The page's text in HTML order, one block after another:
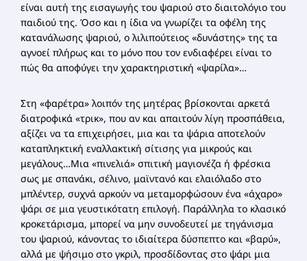
είναι αυτή της εισαγωγής του ψαριού στο διαιτολόγιο του
παιδιού της. Όσο και η ίδια να γνωρίζει τα οφέλη της
κατανάλωσης ψαριού, ο λιλιπούτειος «δυνάστης» της τα
αγνοεί πλήρως και το μόνο που τον ενδιαφέρει είναι το
πώς θα αποφύγει την χαρακτηριστική «ψαρίλα»…
Στη «φαρέτρα» λοιπόν της μητέρας βρίσκονται αρκετά
διατροφικά «τρικ», που αν και απαιτούν λίγη προσπάθεια,
αξίζει να τα επιχειρήσει, μια και τα ψάρια αποτελούν
καταπληκτική εναλλακτική σίτισης για μικρούς και
μεγάλους…Μια «πινελιά» σπιτική μαγιονέζα ή φρέσκια
σως με σπανάκι, σέλινο, μαϊντανό και ελαιόλαδο στο
μπλέντερ, συχνά αρκούν να μεταμορφώσουν ένα «άχαρο»
ψάρι σε μια γευστικότατη επιλογή. Παράλληλα το κλασικό
κροκετάρισμα, μπορεί να μην συνοδευτεί με τηγάνισμα
του ψαριού, κάνοντας το ιδιαίτερα δύσπεπτο και «βαρύ»,
αλλά με ψήσιμο στο γκριλ, προσδίδοντας στο ψάρι μια